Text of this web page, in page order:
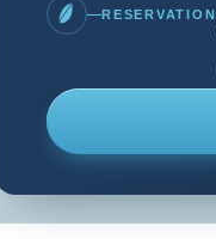
RESERVATION